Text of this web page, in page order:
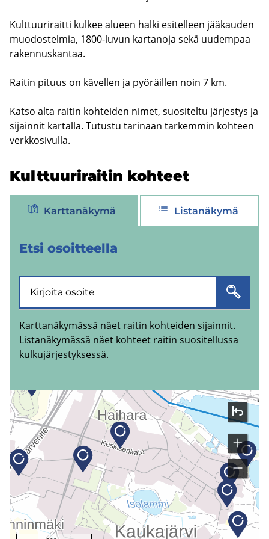
Kult­tuu­ri­rait­ti kul­kee alu­een halki esi­tel­leen jää­kau­den
muo­dos­tel­mia, 1800-​luvun kar­ta­no­ja sekä uu­dem­paa
ra­ken­nus­kan­taa.
Rai­tin pi­tuus on kä­vel­len ja pyö­räil­len noin 7 km.
Katso alta rai­tin koh­tei­den nimet, suo­si­tel­tu jär­jes­tys ja
si­jain­nit kar­tal­la. Tu­tus­tu ta­ri­naan tar­kem­min koh­teen
verk­ko­si­vul­la.
Kult­tuu­ri­rai­tin koh­teet
Karttanäkymä Listanäkymä
Etsi osoit­teel­la
Karttanäkymässä näet raitin kohteiden sijainnit.
Listanäkymässä näet kohteet raitin suositellussa
kulkujärjestyksessä.